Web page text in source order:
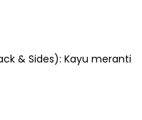
& Sides): Kayu meranti